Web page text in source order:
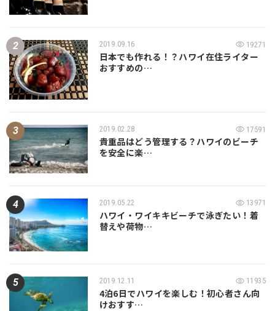
2019.09.16 19271
日本でも作れる！？ハワイ在住ライター
おすすめの…
2019.02.28 17591
貴重品はどう管理する？ハワイのビーチ
を安全に楽…
2019.05.22 13971
ハワイ・ワイキキビーチで泳ぎたい！着
替えや荷物…
2019.12.11 11935
4泊6日でハワイを楽しむ！初心者さん向
けおすす…